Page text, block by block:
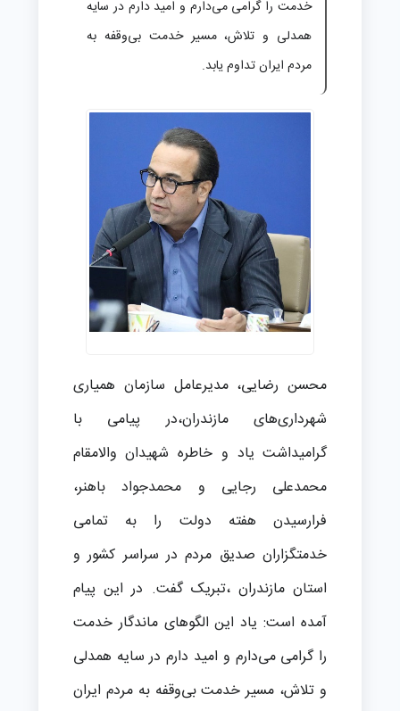
خدمت را گرامی می‌دارم و امید دارم در سایه
همدلی و تلاش، مسیر خدمت بی‌وقفه به
مردم ایران تداوم یابد.
محسن رضایی، مدیرعامل سازمان همیاری
شهرداری‌های مازندران،در پیامی با
گرامیداشت یاد و خاطره شهیدان والامقام
محمدعلی رجایی و محمدجواد باهنر،
فرارسیدن هفته دولت را به تمامی
خدمتگزاران صدیق مردم در سراسر کشور و
استان مازندران ،تبریک گفت. در این پیام
آمده است: یاد این الگوهای ماندگار خدمت
را گرامی می‌دارم و امید دارم در سایه همدلی
و تلاش، مسیر خدمت بی‌وقفه به مردم ایران